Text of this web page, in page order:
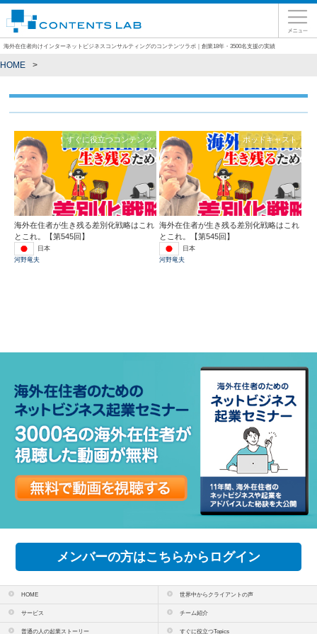
海外在住者向けインターネットビジネスコンサルティングのコンテンツラボ｜創業18年・3500名支援の実績
HOME
すぐに役立つコンテンツ
海外在住者が生き残る差別化戦略はこれ
とこれ。【第545回】
日本
河野竜夫
ポッドキャスト
海外在住者が生き残る差別化戦略はこれ
とこれ。【第545回】
日本
河野竜夫
メンバーの方はこちらからログイン
HOME 世界中からクライアントの声
サービス チーム紹介
普通の人の起業ストーリー すぐに役立つTopics